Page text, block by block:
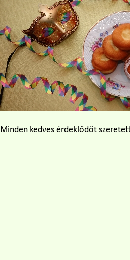
Minden kedves érdeklődőt